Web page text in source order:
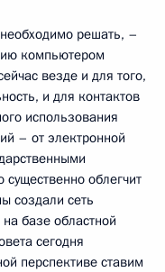
решать, –
компьютером
везде и для того,
и для контактов
использования
– от электронной
облегчит
создали сеть
базе областной
сегодня
перспективе ставим